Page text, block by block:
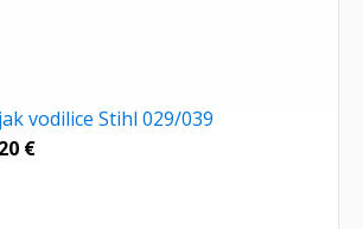
vodilice Stihl 029/039
€